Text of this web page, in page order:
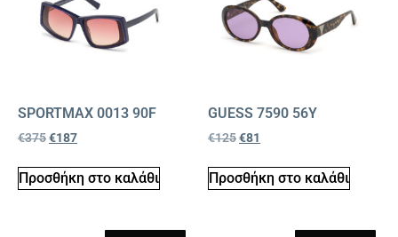
SPORTMAX 0013 90F
€375€187
Προσθήκη στο καλάθι
GUESS 7590 56Y
€125€81
Προσθήκη στο καλάθι